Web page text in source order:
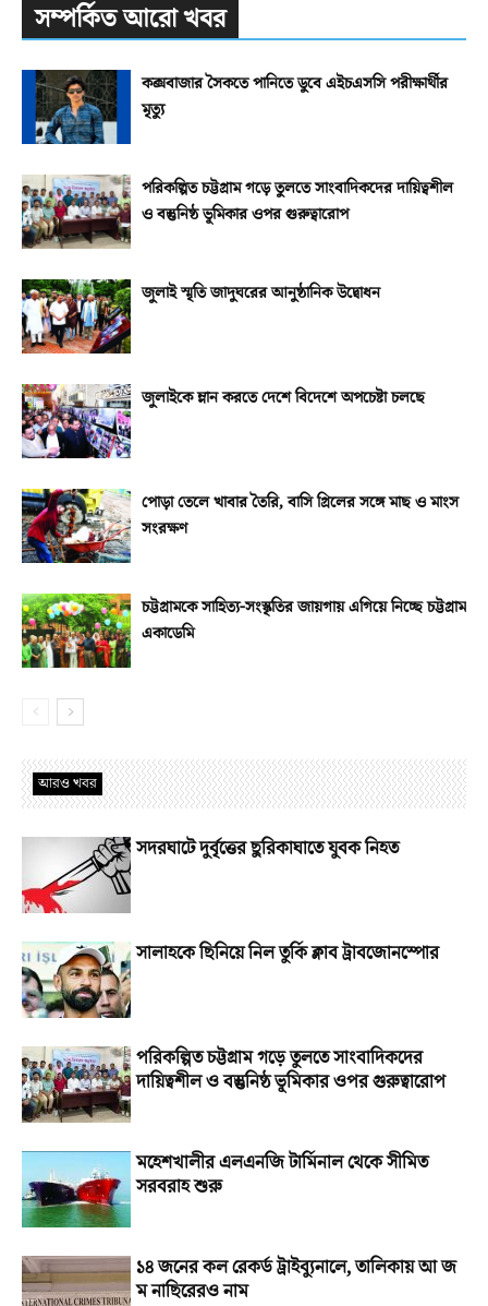
সম্পর্কিত আরো খবর
কক্সবাজার সৈকতে পানিতে ডুবে এইচএসসি পরীক্ষার্থীর
মৃত্যু
পরিকল্পিত চট্টগ্রাম গড়ে তুলতে সাংবাদিকদের দায়িত্বশীল
ও বস্তুনিষ্ঠ ভূমিকার ওপর গুরুত্বারোপ
জুলাই স্মৃতি জাদুঘরের আনুষ্ঠানিক উদ্বোধন
জুলাইকে ম্লান করতে দেশে বিদেশে অপচেষ্টা চলছে
পোড়া তেলে খাবার তৈরি, বাসি গ্রিলের সঙ্গে মাছ ও মাংস
সংরক্ষণ
চট্টগ্রামকে সাহিত্য-সংস্কৃতির জায়গায় এগিয়ে নিচ্ছে চট্টগ্রাম
একাডেমি
আরও খবর
সদরঘাটে দুর্বৃত্তের ছুরিকাঘাতে যুবক নিহত
সালাহকে ছিনিয়ে নিল তুর্কি ক্লাব ট্রাবজোনস্পোর
পরিকল্পিত চট্টগ্রাম গড়ে তুলতে সাংবাদিকদের
দায়িত্বশীল ও বস্তুনিষ্ঠ ভূমিকার ওপর গুরুত্বারোপ
মহেশখালীর এলএনজি টার্মিনাল থেকে সীমিত
সরবরাহ শুরু
১৪ জনের কল রেকর্ড ট্রাইব্যুনালে, তালিকায় আ জ
ম নাছিরেরও নাম